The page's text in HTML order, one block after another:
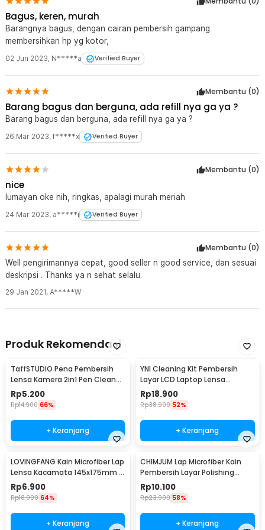
Bagus, keren, murah
Barangnya bagus, dengan cairan pembersih gampang
membersihkan hp yg kotor,
02 Jun 2023, N*****a Verified Buyer
Membantu (0)
Barang bagus dan berguna, ada refill nya ga ya ?
Barang bagus dan berguna, ada refill nya ga ya ?
26 Mar 2023, f*****x Verified Buyer
Membantu (0)
nice
lumayan oke nih, ringkas, apalagi murah meriah
24 Mar 2023, a*****i Verified Buyer
Membantu (0)
Well pengirimannya cepat, good seller n good service, dan sesuai
deskripsi . Thanks ya n sehat selalu.
29 Jan 2021, A*****W
Produk Rekomendasi
TaffSTUDIO Pena Pembersih
Lensa Kamera 2in1 Pen Cleaner
for Camera - LP-1
Rp5.200
Rp14.900 66%
+ Keranjang
YNI Cleaning Kit Pembersih
Layar LCD Laptop Lensa
Kamera - KCL-1016
Rp18.900
Rp38.900 52%
+ Keranjang
LOVINGFANG Kain Microfiber Lap
Lensa Kacamata 145x175mm 5
PCS - K-25P
Rp6.900
Rp18.900 64%
+ Keranjang
CHIMJUM Lap Microfiber Kain
Pembersih Layar Polishing
Cloth 16x16cm - E-04
Rp10.100
Rp23.900 58%
+ Keranjang